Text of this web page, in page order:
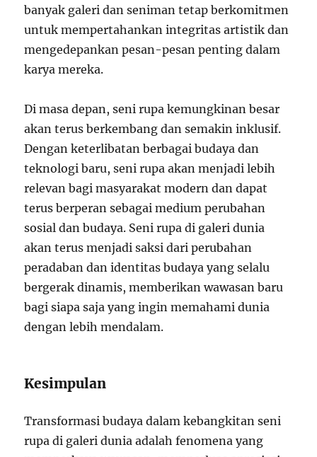
banyak galeri dan seniman tetap berkomitmen
untuk mempertahankan integritas artistik dan
mengedepankan pesan-pesan penting dalam
karya mereka.
Di masa depan, seni rupa kemungkinan besar
akan terus berkembang dan semakin inklusif.
Dengan keterlibatan berbagai budaya dan
teknologi baru, seni rupa akan menjadi lebih
relevan bagi masyarakat modern dan dapat
terus berperan sebagai medium perubahan
sosial dan budaya. Seni rupa di galeri dunia
akan terus menjadi saksi dari perubahan
peradaban dan identitas budaya yang selalu
bergerak dinamis, memberikan wawasan baru
bagi siapa saja yang ingin memahami dunia
dengan lebih mendalam.
Kesimpulan
Transformasi budaya dalam kebangkitan seni
rupa di galeri dunia adalah fenomena yang